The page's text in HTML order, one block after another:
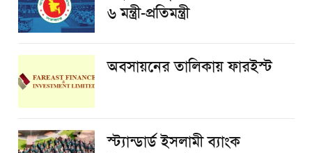
৬ মন্ত্রী-প্রতিমন্ত্রী
অবসায়নের তালিকায় ফারইস্ট
স্ট্যান্ডার্ড ইসলামী ব্যাংক